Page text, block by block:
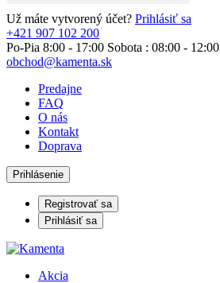
Už máte vytvorený účet? Prihlásiť sa
+421 907 102 200
Po-Pia 8:00 - 17:00 Sobota : 08:00 - 12:00
obchod@kamenta.sk
Predajne
FAQ
O nás
Kontakt
Doprava
Prihlásenie
Registrovať sa
Prihlásiť sa
Akcia